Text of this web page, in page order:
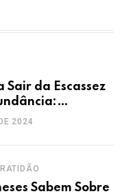
Sair da Escassez
Prosperidade
2024
Sabem Sobre